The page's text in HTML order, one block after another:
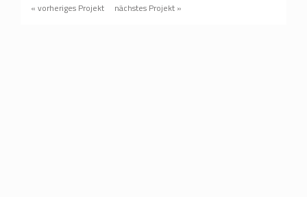
« vorheriges Projekt nächstes Projekt »